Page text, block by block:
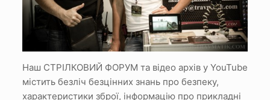
Наш СТРІЛКОВИЙ ФОРУМ та відео архів у YouTube
містить безліч безцінних знань про безпеку,
характеристики зброї, інформацію про прикладні